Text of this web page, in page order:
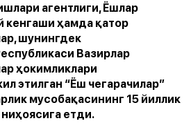
агентлиги, Ёшлар
кенгаши ҳамда қатор
шунингдек
Вазирлар
ҳокимликлари
этилган “Ёш чегарачилар”
мусобақасининг 15 йиллик
етди.